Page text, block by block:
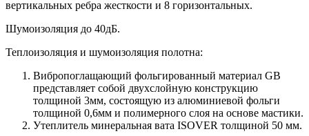
вертикальных ребра жесткости и 8 горизонтальных.
Шумоизоляция до 40дБ.
Теплоизоляция и шумоизоляция полотна:
Вибропоглащающий фольгированный материал GB
представляет собой двухслойную конструкцию
толщиной 3мм, состоящую из алюминиевой фольги
толщиной 0,6мм и полимерного слоя на основе мастики.
Утеплитель минеральная вата ISOVER толщиной 50 мм.